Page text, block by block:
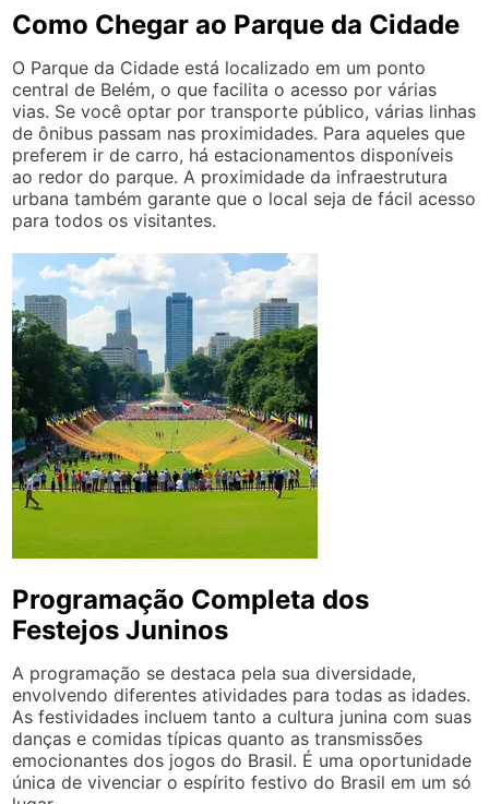
Como Chegar ao Parque da Cidade
O Parque da Cidade está localizado em um ponto
central de Belém, o que facilita o acesso por várias
vias. Se você optar por transporte público, várias linhas
de ônibus passam nas proximidades. Para aqueles que
preferem ir de carro, há estacionamentos disponíveis
ao redor do parque. A proximidade da infraestrutura
urbana também garante que o local seja de fácil acesso
para todos os visitantes.
Programação Completa dos
Festejos Juninos
A programação se destaca pela sua diversidade,
envolvendo diferentes atividades para todas as idades.
As festividades incluem tanto a cultura junina com suas
danças e comidas típicas quanto as transmissões
emocionantes dos jogos do Brasil. É uma oportunidade
única de vivenciar o espírito festivo do Brasil em um só